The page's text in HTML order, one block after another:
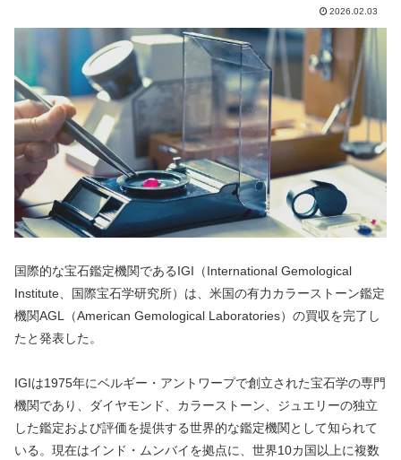
2026.02.03
国際的な宝石鑑定機関であるIGI（International Gemological
Institute、国際宝石学研究所）は、米国の有力カラーストーン鑑定
機関AGL（American Gemological Laboratories）の買収を完了し
たと発表した。
IGIは1975年にベルギー・アントワープで創立された宝石学の専門
機関であり、ダイヤモンド、カラーストーン、ジュエリーの独立
した鑑定および評価を提供する世界的な鑑定機関として知られて
いる。現在はインド・ムンバイを拠点に、世界10カ国以上に複数